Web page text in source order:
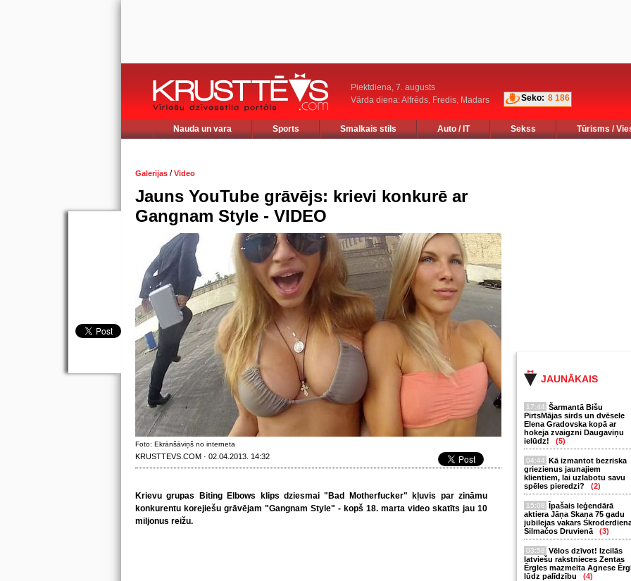
Piektdiena, 7. augusts
Vārda diena: Alfrēds, Fredis, Madars
Seko: 8 186
Nauda un vara Sports Smalkais stils Auto / IT Sekss Tūrisms /
JAUNĀKAIS
17:44 Šarmantā Bišu
PirtsMājas sirds un dvēsele
Elena Gradovska kopā ar
hokeja zvaigzni Daugaviņu
ielūdz!
(5)
04:44 Kā izmantot bezriska
griezienus jaunajiem
klientiem, lai uzlabotu savu
spēles pieredzi?
(2)
15:08 Īpašais leģendārā
aktiera Jāņa Skaņa 75 gadu
jubilejas vakars
Silmačos Druvienā
(3)
03:58 Vēlos dzīvot! Izcilās
latviešu rakstnieces Zentas
Ērgles mazmeita Agnese
lūdz palīdzību
(4)
Galerijas /Video
Jauns YouTube grāvējs: krievi konkurē ar
Gangnam Style - VIDEO
Foto: Ekrānšāviņš no interneta
KRUSTTEVS.COM · 02.04.2013. 14:32
Krievu grupas Biting Elbows klips dziesmai "Bad Motherfucker" kļuvis par zināmu
konkurentu korejiešu grāvējam "Gangnam Style" - kopš 18. marta video skatīts jau 10
miljonus reižu.